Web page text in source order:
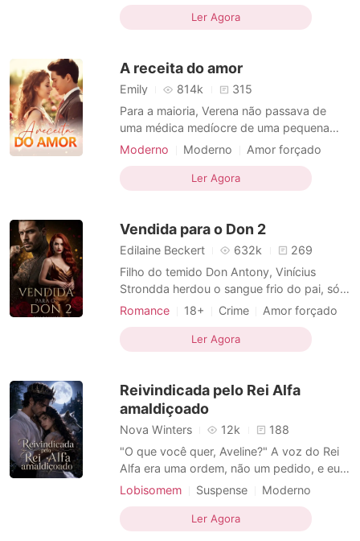
se negar ao casamento. Porém, já assumiu
escolher uma virg
Amor forçado
Máfia
Playboy
Paixão / Erótica
Ler Agora
A receita do amor
Emily 814k
315
Para a maioria, Verena não passava de
uma médica medíocre de uma pequena
cidade, mas na verdade, ela realizava
Isaac se apaixonou perdidamente por ela e
tentou de tudo para conquistar seu
acidente, ele ficou confinado a
Moderno Moderno
Amor forçado
Amor a primeira vista
Celebridades
Arrogante / Dominante
Ler Agora
Vendida para o Don 2
Edilaine Beckert 632k
269
Filho do temido Don Antony, Vinícius
Strondda herdou o sangue frio do pai, só
que nunca aprendeu a lidar com algo que
exatamente isso: indomável, corajosa, e
capaz de despertá-lo como nenhuma
olhar. Não se cala dia
Romance 18+ Crime
Amor forçado
Amor em fuga
Máfia
Paixão / Erótica
Local de trabalho
Urbano
Ler Agora
Reivindicada pelo Rei Alfa
amaldiçoado
Nova Winters 12k
188
"O que você quer, Aveline?" A voz do Rei
Alfa era uma ordem, não um pedido, e eu
estava tremendo, incapaz de dizer uma
nos meus enquanto ele se ajoelhava, suas
mãos segurando minhas coxas. "Diga o
Lobisomem Suspense
Moderno
Amor forçado
Vingança
Escravos sexuais
Alpha
Ler Agora